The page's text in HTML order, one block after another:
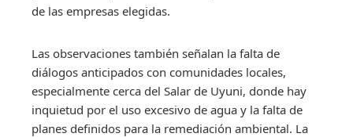
de las empresas elegidas.
Las observaciones también señalan la falta de
diálogos anticipados con comunidades locales,
especialmente cerca del Salar de Uyuni, donde hay
inquietud por el uso excesivo de agua y la falta de
planes definidos para la remediación ambiental. La